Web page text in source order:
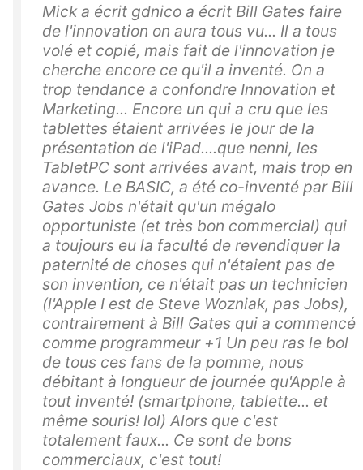
Mick a écrit gdnico a écrit Bill Gates faire
de l'innovation on aura tous vu... Il a tous
volé et copié, mais fait de l'innovation je
cherche encore ce qu'il a inventé. On a
trop tendance a confondre Innovation et
Marketing... Encore un qui a cru que les
tablettes étaient arrivées le jour de la
présentation de l'iPad....que nenni, les
TabletPC sont arrivées avant, mais trop en
avance. Le BASIC, a été co-inventé par Bill
Gates Jobs n'était qu'un mégalo
opportuniste (et très bon commercial) qui
a toujours eu la faculté de revendiquer la
paternité de choses qui n'étaient pas de
son invention, ce n'était pas un technicien
(l'Apple I est de Steve Wozniak, pas Jobs),
contrairement à Bill Gates qui a commencé
comme programmeur +1 Un peu ras le bol
de tous ces fans de la pomme, nous
débitant à longueur de journée qu'Apple à
tout inventé! (smartphone, tablette... et
même souris! lol) Alors que c'est
totalement faux... Ce sont de bons
commerciaux, c'est tout!